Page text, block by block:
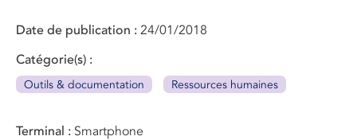
Date de publication
24/01/2018
Catégorie(s)
Outils & documentation Ressources humaines
Terminal
Smartphone